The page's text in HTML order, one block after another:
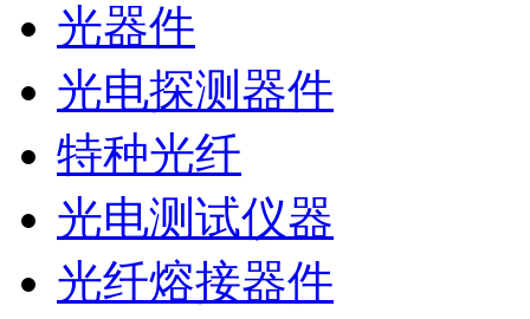
光器件
光电探测器件
特种光纤
光电测试仪器
光纤熔接器件